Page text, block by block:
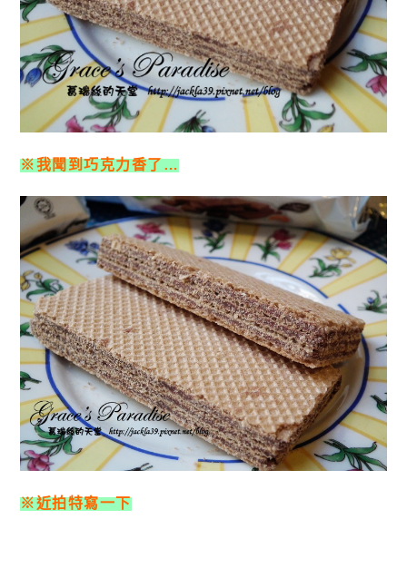
※我聞到巧克力香了…
※近拍特寫一下